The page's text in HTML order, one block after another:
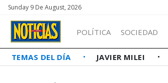
Sunday 9 De August, 2026
POLÍTICA SOCIEDAD
TEMAS DEL DÍA JAVIER MILEI